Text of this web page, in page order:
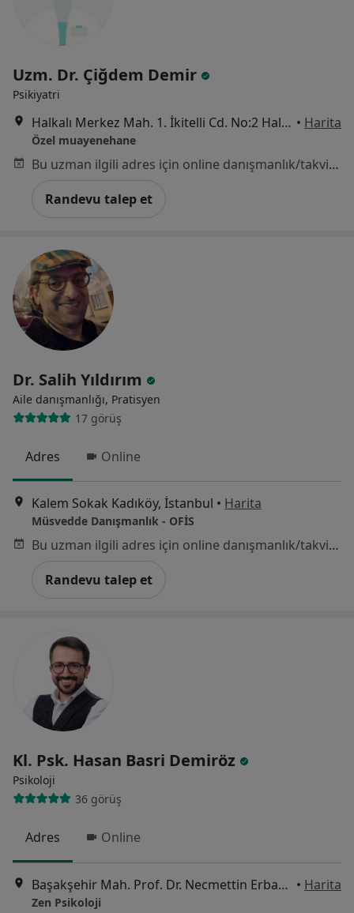
Uzm. Dr. Çiğdem Demir
Psikiyatri
Halkalı Merkez Mah. 1. İkitelli Cd. No:2 Halkalı Meydan Evleri B Blok Daire 32, İstanbul • Harita
Özel muayenehane
Bu uzman ilgili adres için online danışmanlık/takvim sunmuyor.
Randevu talep et
Dr. Salih Yıldırım
Aile danışmanlığı, Pratisyen
17 görüş
Adres Online
Kalem Sokak Kadıköy, İstanbul • Harita
Müsvedde Danışmanlık - OFİS
Bu uzman ilgili adres için online danışmanlık/takvim sunmuyor.
Randevu talep et
Kl. Psk. Hasan Basri Demiröz
Psikoloji
36 görüş
Adres Online
Başakşehir Mah. Prof. Dr. Necmettin Erbakan Cad. No:9/5, İstanbul • Harita
Zen Psikoloji